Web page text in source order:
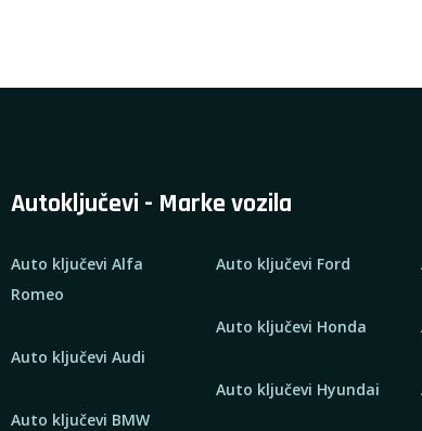
Autoključevi - Marke vozila
Auto ključevi Alfa
Romeo
Auto ključevi Audi
Auto ključevi BMW
Auto ključevi Ford
Auto ključevi Honda
Auto ključevi Hyundai